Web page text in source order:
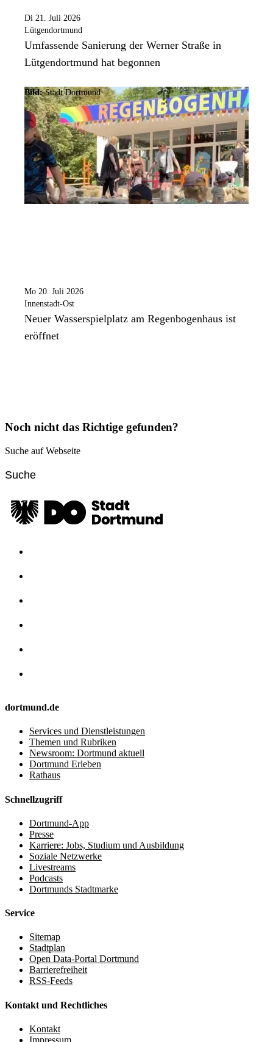
Di 21. Juli 2026
Lütgendortmund
Umfassende Sanierung der Werner Straße in
Lütgendortmund hat begonnen
Bild:Stadt Dortmund
Mo 20. Juli 2026
Innenstadt-Ost
Neuer Wasserspielplatz am Regenbogenhaus ist
eröffnet
Noch nicht das Richtige gefunden?
Suche auf Webseite
dortmund.de
Services und Dienstleistungen
Themen und Rubriken
Newsroom: Dortmund aktuell
Dortmund Erleben
Rathaus
Schnellzugriff
Dortmund-App
Presse
Karriere: Jobs, Studium und Ausbildung
Soziale Netzwerke
Livestreams
Podcasts
Dortmunds Stadtmarke
Service
Sitemap
Stadtplan
Open Data-Portal Dortmund
Barrierefreiheit
RSS-Feeds
Kontakt und Rechtliches
Kontakt
Impressum